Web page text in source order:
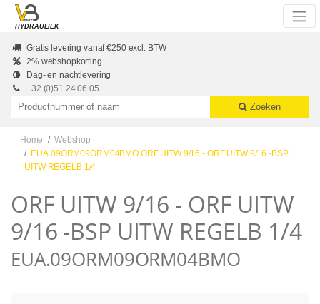
Skip to main content
HYDRAULIEK
Gratis levering vanaf €250 excl. BTW
2% webshopkorting
Dag- en nachtlevering
+32 (0)51 24 06 05
Productnummer of naam
Zoeken
Home
Webshop
EUA.09ORM09ORM04BMO ORF UITW 9/16 - ORF UITW 9/16 -BSP
UITW REGELB 1/4
ORF UITW 9/16 - ORF UITW
9/16 -BSP UITW REGELB 1/4
EUA.09ORM09ORM04BMO